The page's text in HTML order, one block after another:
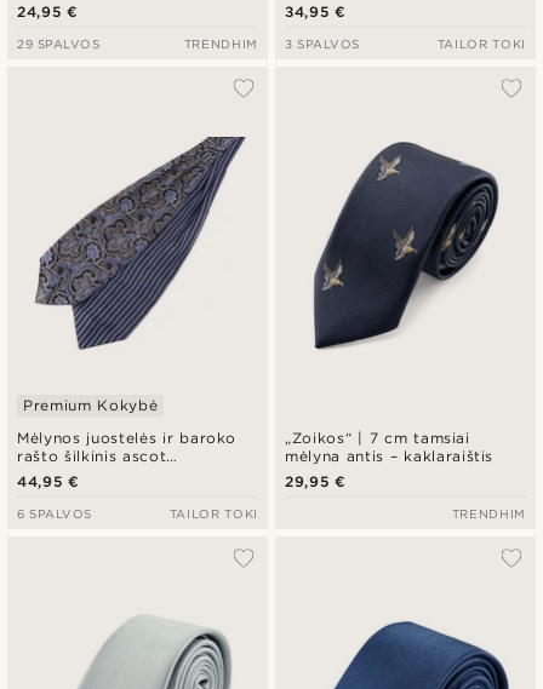
24,95 €
29 SPALVOS TRENDHIM
34,95 €
3 SPALVOS TAILOR TOKI
Mėlynos juostelės ir baroko
rašto šilkinis ascot
kaklaraištis
Premium Kokybė
44,95 €
6 SPALVOS TAILOR TOKI
„Zoikos“ | 7 cm tamsiai
mėlyna antis – kaklaraištis
29,95 €
TRENDHIM